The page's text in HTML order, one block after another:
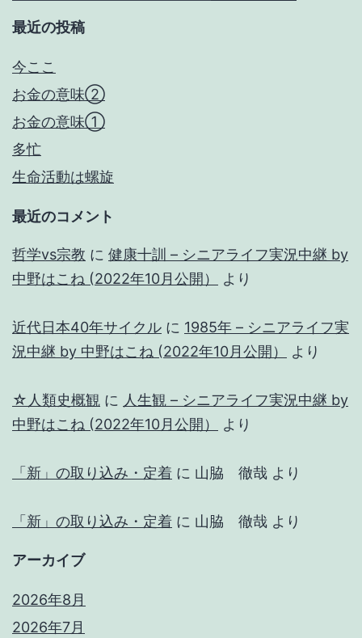
最近の投稿
今ここ
お金の意味②
お金の意味①
多忙
生命活動は螺旋
最近のコメント
哲学vs宗教 に 健康十訓 – シニアライフ実況中継 by
中野はこね (2022年10月公開）
より
近代日本40年サイクル に 1985年 – シニアライフ実
況中継 by 中野はこね (2022年10月公開）
より
☆人類史概観 に 人生観 – シニアライフ実況中継 by
中野はこね (2022年10月公開）
より
「新」の取り込み・定着 に 山脇 徹哉 より
「新」の取り込み・定着 に 山脇 徹哉 より
アーカイブ
2026年8月
2026年7月